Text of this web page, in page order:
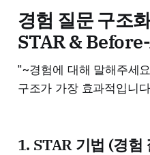
경험 질문 구조
STAR &
"~경험에 대해 말해주세
구조가 가장 효과적입니
1. STAR 기법 (경험